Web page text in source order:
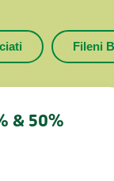
Fileni
& 50%